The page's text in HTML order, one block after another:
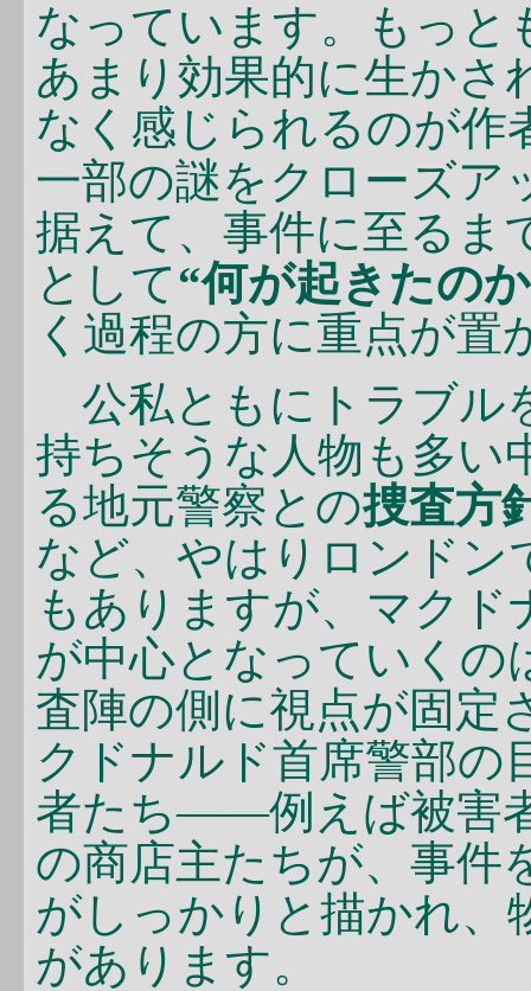
なっています。もっと
あまり効果的に生かさ
なく感じられるのが作
一部の謎をクローズア
据えて、事件に至るま
として“何が起きたの
く過程の方に重点が置
公私ともにトラブル
持ちそうな人物も多い
る地元警察との捜査方
など、やはりロンドン
もありますが、マクド
が中心となっていくの
査陣の側に視点が固定
クドナルド首席警部の
者たち――例えば被害
の商店主たちが、事件
がしっかりと描かれ、
があります。